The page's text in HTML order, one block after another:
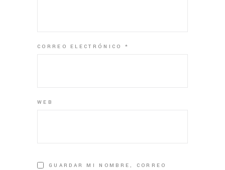
CORREO ELECTRÓNICO *
WEB
GUARDAR MI NOMBRE, CORREO